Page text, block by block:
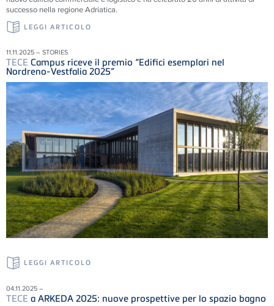
successo nella regione Adriatica.
LEGGI ARTICOLO
11.11.2025 – STORIES
TECE Campus riceve il premio “Edifici esemplari nel
Nordreno-Vestfalia 2025”
LEGGI ARTICOLO
04.11.2025 –
TECE a ARKEDA 2025: nuove prospettive per lo spazio bagno